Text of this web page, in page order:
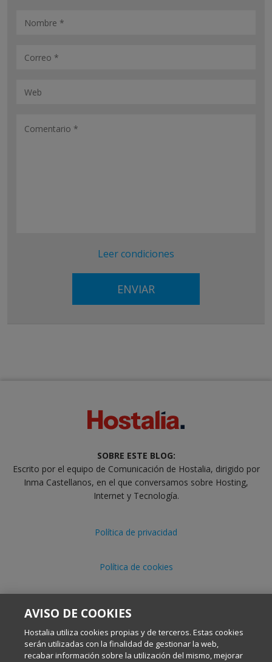
Leer condiciones
SOBRE ESTE BLOG:
Escrito por el equipo de Comunicación de Hostalia, dirigido por
Inma Castellanos, en el que conversamos sobre Hosting,
Internet y Tecnología.
Política de privacidad
Política de cookies
AVISO DE COOKIES
Hostalia utiliza cookies propias y de terceros. Estas cookies
serán utilizadas con la finalidad de gestionar la web,
recabar información sobre la utilización del mismo, mejorar